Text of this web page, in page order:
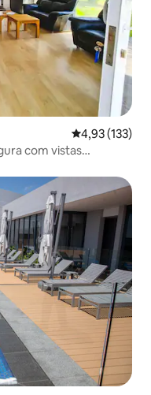
4,93 de uma
4,93 (133)
com vistas